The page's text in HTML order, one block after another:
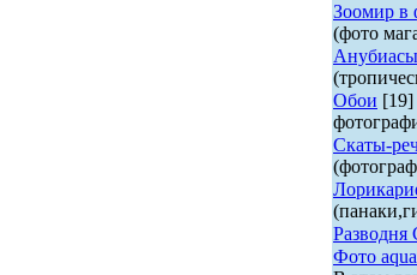
Зоомир в
(фото
Обои [19]
Скаты-
Фото